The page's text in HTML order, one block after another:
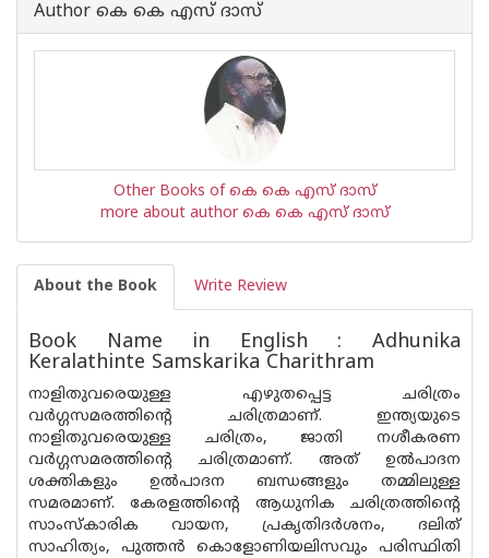
Author കെ കെ എസ് ദാസ്
Other Books of കെ കെ എസ് ദാസ്
more about author കെ കെ എസ് ദാസ്
About the Book Write Review
Book Name in English : Adhunika
Keralathinte Samskarika Charithram
നാളിതുവരെയുള്ള എഴുതപ്പെട്ട ചരിത്രം
വർഗ്ഗസമരത്തിന്റെ ചരിത്രമാണ്. ഇന്ത്യയുടെ
നാളിതുവരെയുള്ള ചരിത്രം, ജാതി നശീകരണ
വർഗ്ഗസമരത്തിൻ്റെ ചരിത്രമാണ്. അത് ഉൽപാദന
ശക്തികളും ഉൽപാദന ബന്ധങ്ങളും തമ്മിലുള്ള
സമരമാണ്. കേരളത്തിൻ്റെ ആധുനിക ചരിത്രത്തിൻ്റെ
സാംസ്‌കാരിക വായന, പ്രകൃതിദർശനം, ദലിത്
സാഹിത്യം, പുത്തൻ കൊളോണിയലിസവും പരിസ്ഥിതി